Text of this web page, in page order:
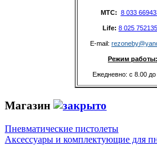
MTC: 8 033
Life: 8 025
E-mail:
Режим работы:
Ежедневно: с 8.00 до
Магазин
Пневматические пистолеты
Аксессуары и комплектующие для